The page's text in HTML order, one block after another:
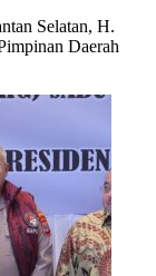
Selatan, H.
Daerah